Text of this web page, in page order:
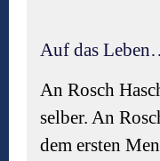
Auf das
An Rosch
selber. An
dem ersten